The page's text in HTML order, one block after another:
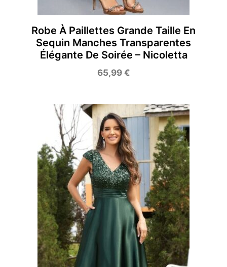
Robe À Paillettes Grande Taille En
Sequin Manches Transparentes
Élégante De Soirée – Nicoletta
65,99€